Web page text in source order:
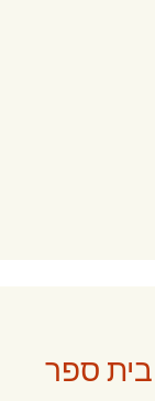
בית ספר